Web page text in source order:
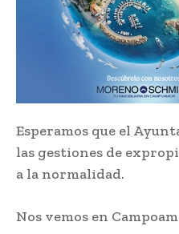
Esperamos que el
las gestiones de
a la normalidad.
Nos vemos en